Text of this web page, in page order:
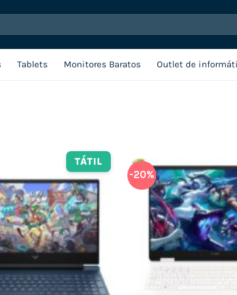
Tablets Monitores Baratos Outlet de
TÁTIL
-20%